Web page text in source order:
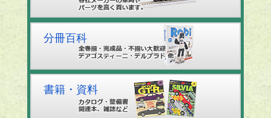
分冊百科
書籍・資料